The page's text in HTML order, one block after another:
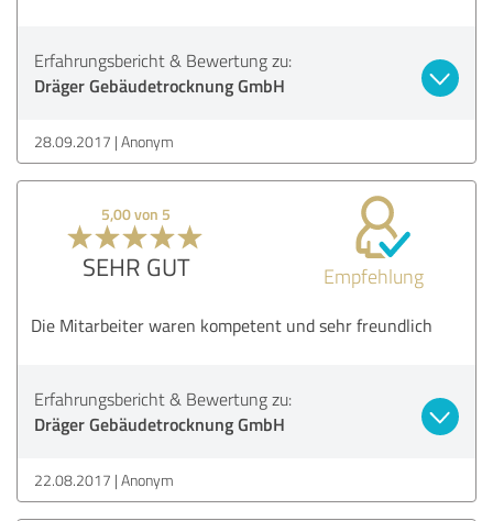
Erfahrungsbericht & Bewertung zu:
Dräger Gebäudetrocknung GmbH
28.09.2017 Anonym
5,00 von 5
SEHR GUT Empfehlung
Die Mitarbeiter waren kompetent und sehr freundlich
Erfahrungsbericht & Bewertung zu:
Dräger Gebäudetrocknung GmbH
22.08.2017 Anonym